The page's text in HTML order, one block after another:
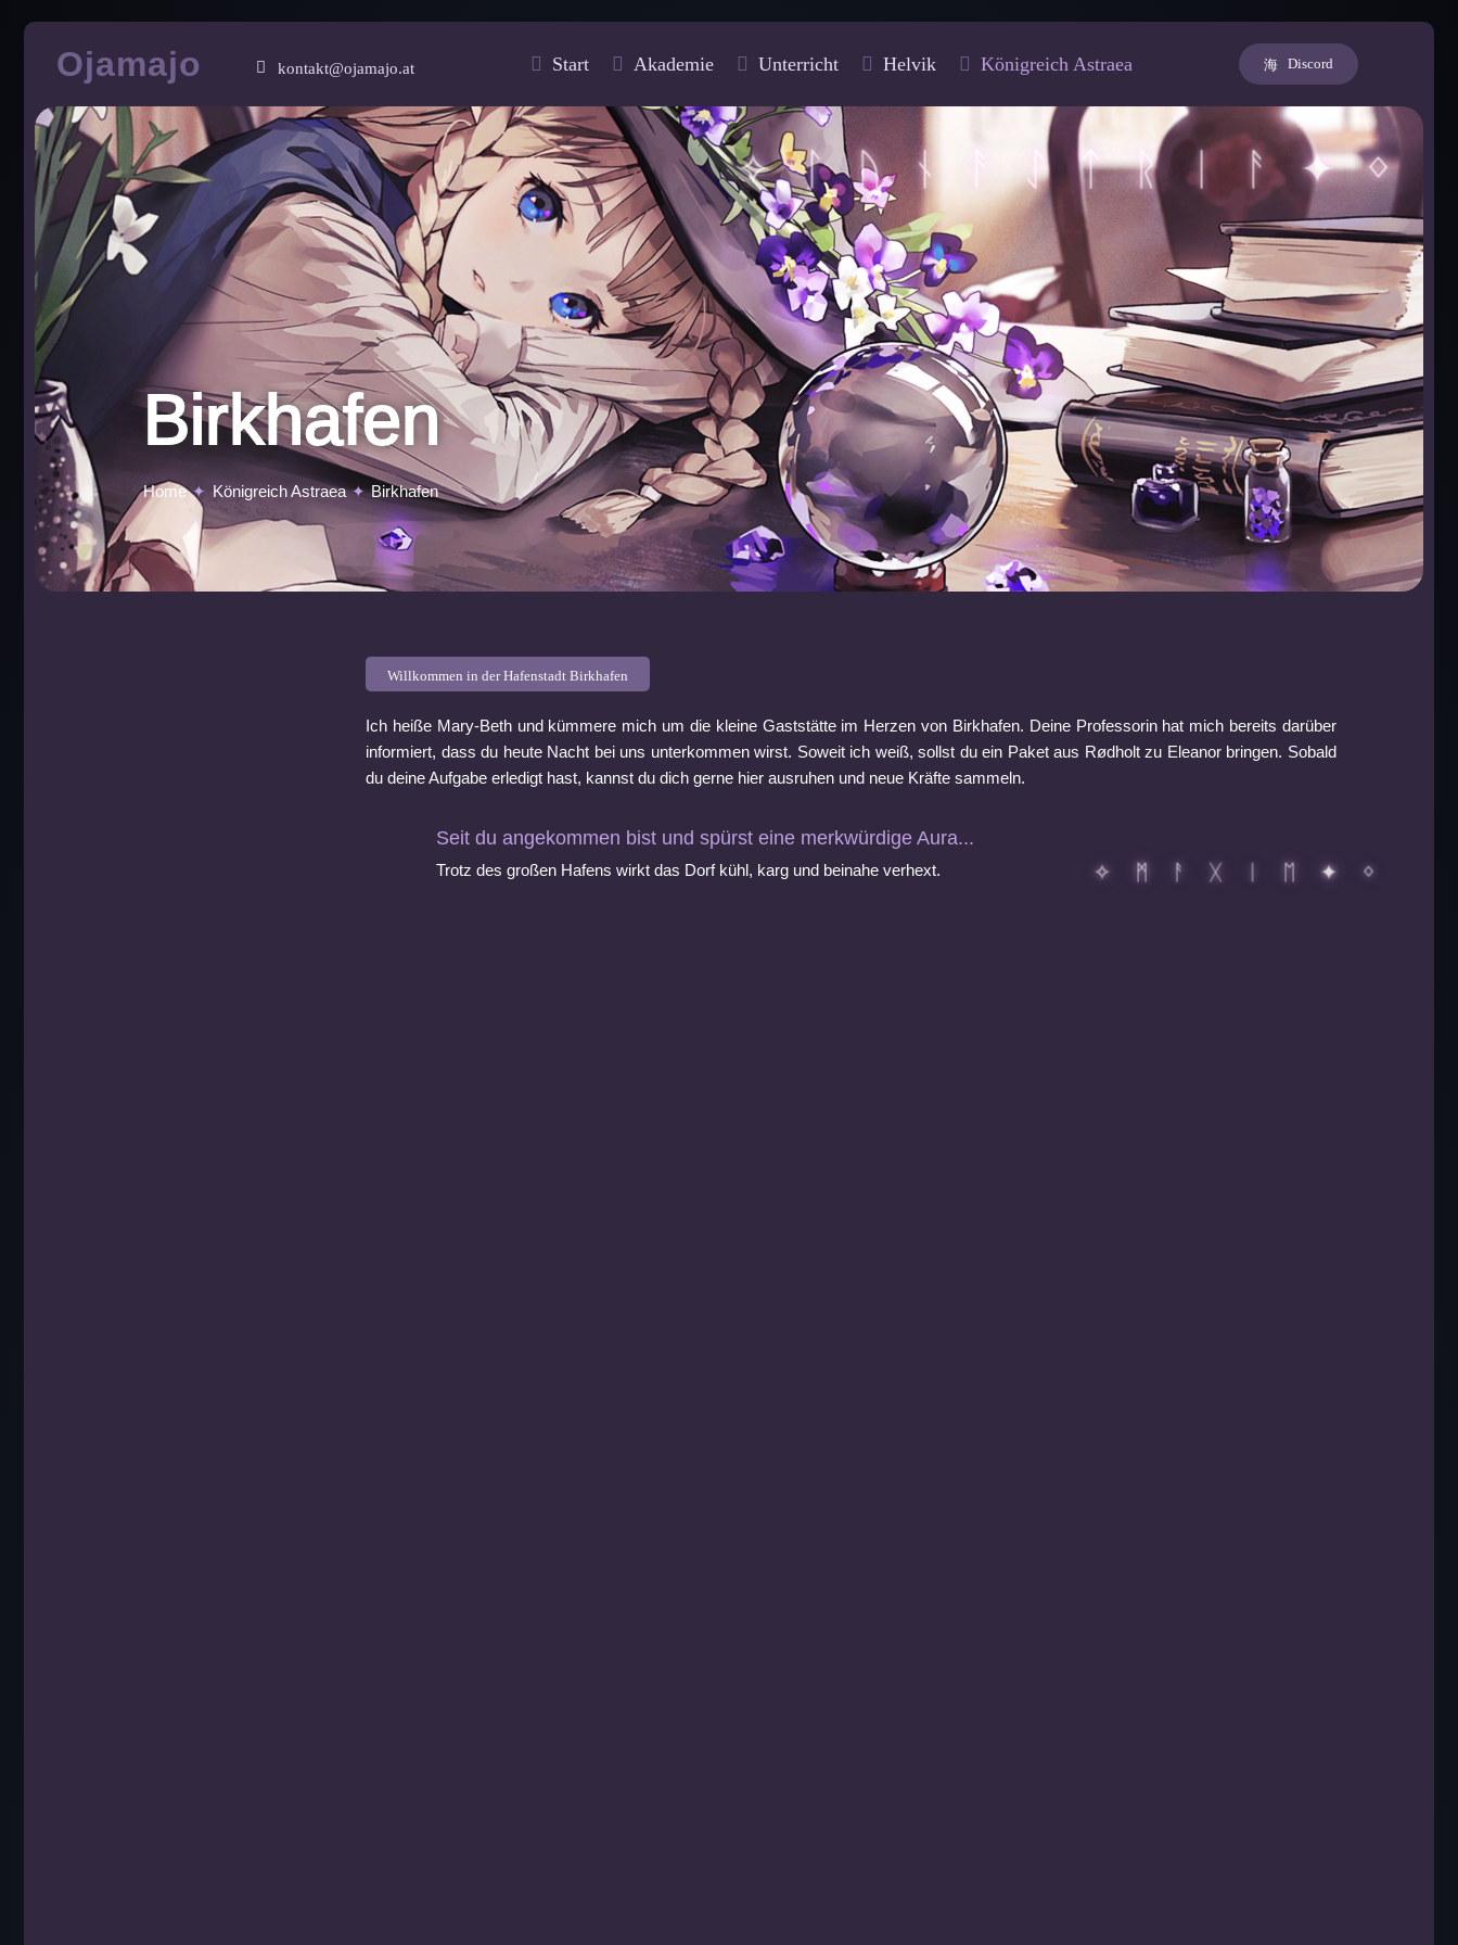
Zum
Ojamajo kontakt@ojamajo.at Start Akademie Unterricht Helvik Königreich Astraea Discord
Birkhafen
Home Königreich Astraea Birkhafen
Willkommen in der Hafenstadt Birkhafen
Ich heiße Mary-Beth und kümmere mich um die kleine Gaststätte im Herzen von Birkhafen. Deine Professorin hat mich bereits darüber
informiert, dass du heute Nacht bei uns unterkommen wirst. Soweit ich weiß, sollst du ein Paket aus Rødholt zu Eleanor bringen. Sobald
du deine Aufgabe erledigt hast, kannst du dich gerne hier ausruhen und neue Kräfte sammeln.
Seit du angekommen bist und spürst eine merkwürdige Aura...
Trotz des großen Hafens wirkt das Dorf kühl, karg und beinahe verhext.